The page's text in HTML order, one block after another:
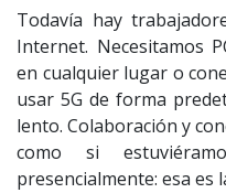
Todavía hay
Internet. Necesitamos
en cualquier lugar o
usar 5G de forma
lento. Colaboración y
como si
presencialmente: esa es